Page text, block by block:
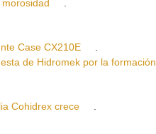
morosidad
.
Case CX210E
.
de Hidromek por la formación
Cohidrex crece
.